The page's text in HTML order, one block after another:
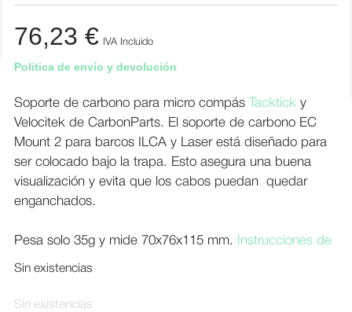
Valorado
con 5.00de
5 en base a
1
de un
76,23€ IVA Incluido
Politica de envío y devolución
Soporte de carbono para micro compás Tacktick y
Velocitek de CarbonParts. El soporte de carbono EC
Mount 2 para barcos ILCA y Laser está diseñado para
ser colocado bajo la trapa. Esto asegura una buena
visualización y evita que los cabos puedan quedar
enganchados.
Pesa solo 35g y mide 70x76x115 mm.
Instrucciones de
montaje
Aprovado por ILCA.
Sin existencias
Sin existencias